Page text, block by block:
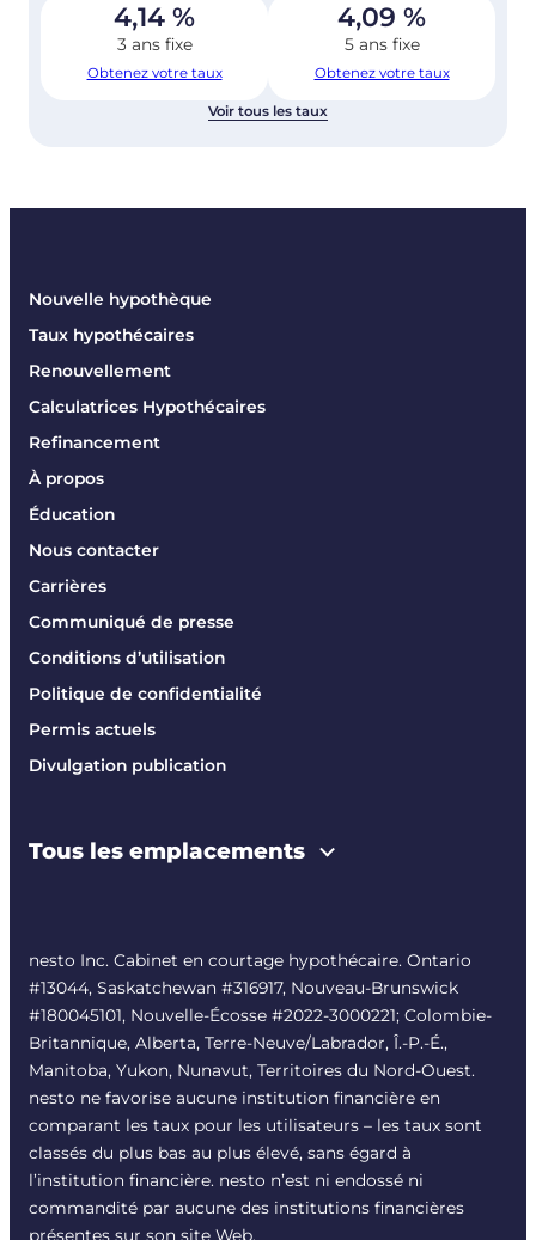
4,14 %
3 ans fixe
Obtenez votre taux
4,09 %
5 ans fixe
Obtenez votre taux
Voir tous les taux
Nouvelle hypothèque
Taux hypothécaires
Renouvellement
Calculatrices Hypothécaires
Refinancement
À propos
Éducation
Nous contacter
Carrières
Communiqué de presse
Conditions d’utilisation
Politique de confidentialité
Permis actuels
Divulgation publication
Tous les emplacements
nesto Inc. Cabinet en courtage hypothécaire. Ontario
#13044, Saskatchewan #316917, Nouveau-Brunswick
#180045101, Nouvelle-Écosse #2022-3000221; Colombie-
Britannique, Alberta, Terre-Neuve/Labrador, Î.-P.-É.,
Manitoba, Yukon, Nunavut, Territoires du Nord-Ouest.
nesto ne favorise aucune institution financière en
comparant les taux pour les utilisateurs – les taux sont
classés du plus bas au plus élevé, sans égard à
l’institution financière. nesto n’est ni endossé ni
commandité par aucune des institutions financières
présentes sur son site Web.